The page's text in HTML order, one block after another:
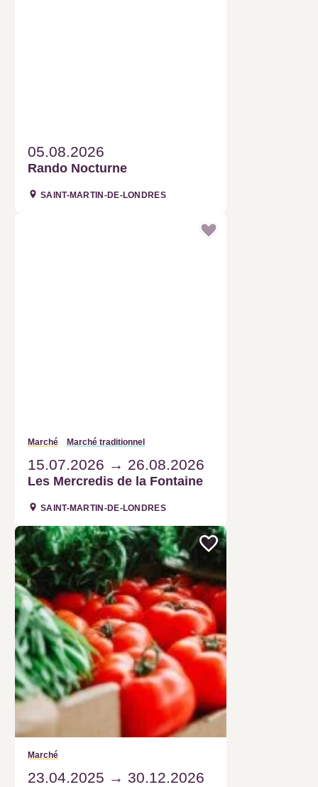
05.08.2026
Rando Nocturne
SAINT-MARTIN-DE-LONDRES
Marché Marché traditionnel
15.07.2026 26.08.2026
Les Mercredis de la Fontaine
SAINT-MARTIN-DE-LONDRES
Marché
23.04.2025 30.12.2026